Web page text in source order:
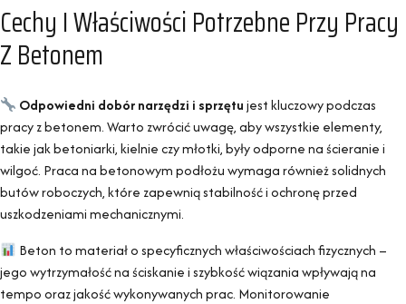
Cechy I Właściwości Potrzebne Przy Pracy
Z Betonem
Odpowiedni dobór narzędzi i sprzętujest kluczowy podczas
pracy z betonem. Warto zwrócić uwagę, aby wszystkie elementy,
takie jak betoniarki, kielnie czy młotki, były odporne na ścieranie i
wilgoć. Praca na betonowym podłożu wymaga również solidnych
butów roboczych, które zapewnią stabilność i ochronę przed
uszkodzeniami mechanicznymi.
Beton to materiał o specyficznych właściwościach fizycznych –
jego wytrzymałość na ściskanie i szybkość wiązania wpływają na
tempo oraz jakość wykonywanych prac. Monitorowanie